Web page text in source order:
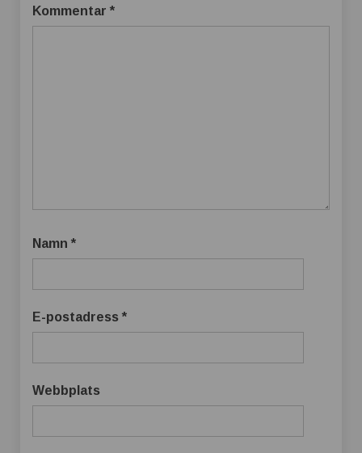
Kommentar *
Namn *
E-postadress *
Webbplats